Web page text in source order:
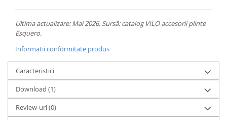
Ultima actualizare: Mai 2026. Sursă: catalog VILO accesorii plinte
Esquero.
Informatii conformitate produs
Caracteristici
Download (1)
Review-uri(0)